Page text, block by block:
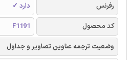
رفرنس
دارد ✓
کد محصول
F1191
وضعیت ترجمه عناوین تصاویر و جداول